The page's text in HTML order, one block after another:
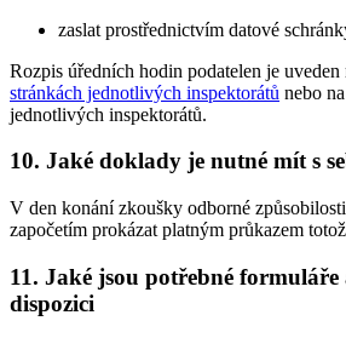
zaslat prostřednictvím datové
Rozpis úředních hodin podatelen je uveden
stránkách jednotlivých inspektorátů nebo
jednotlivých inspektorátů.
10. Jaké doklady je nutné mít s
V den konání zkoušky odborné
započetím prokázat platným průkazem
11. Jaké jsou potřebné formuláře
dispozici